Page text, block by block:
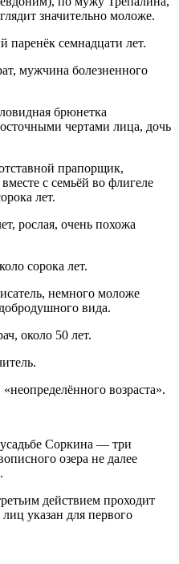
значительно моложе.
паренёк семнадцати лет.
мужчина болезненного
брюнетка
чертами лица, дочь
прапорщик,
с семьёй во флигеле
лет.
рослая, очень похожа
сорока лет.
немного моложе
вида.
около 50 лет.
возраста».
Соркина — три
озера не далее
действием проходит
указан для первого